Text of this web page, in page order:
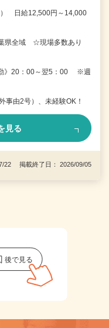
） 日給12,500円～14,000
県全域 ☆現場多数あり
勤》20：00～翌5：00 ※週
由2号）、未経験OK！
見る
22 掲載終了日： 2026/09/05